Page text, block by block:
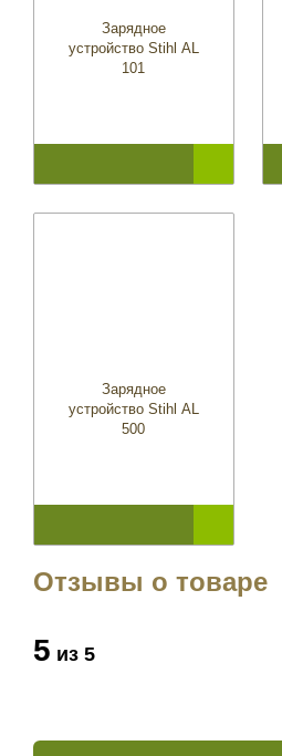
Зарядное
устройство Stihl AL
101
Зарядное
устройство Stihl AL
500
Отзывы о товаре
5 из 5